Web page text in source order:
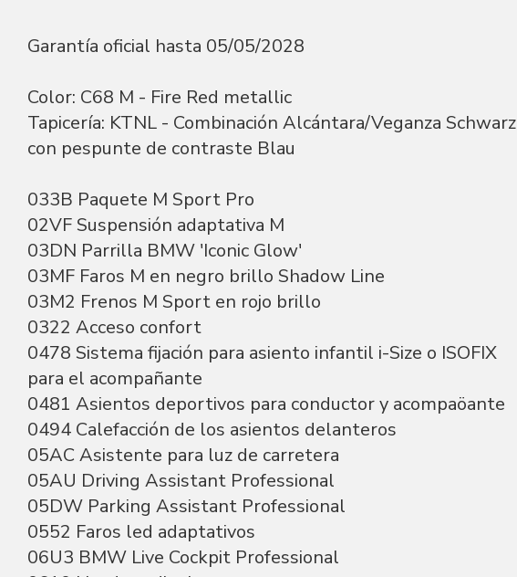
Garantía oficial hasta 05/05/2028
Color: C68 M - Fire Red metallic
Tapicería: KTNL - Combinación Alcántara/Veganza Schwarz
con pespunte de contraste Blau
033B Paquete M Sport Pro
02VF Suspensión adaptativa M
03DN Parrilla BMW 'Iconic Glow'
03MF Faros M en negro brillo Shadow Line
03M2 Frenos M Sport en rojo brillo
0322 Acceso confort
0478 Sistema fijación para asiento infantil i-Size o ISOFIX
para el acompañante
0481 Asientos deportivos para conductor y acompaöante
0494 Calefacción de los asientos delanteros
05AC Asistente para luz de carretera
05AU Driving Assistant Professional
05DW Parking Assistant Professional
0552 Faros led adaptativos
06U3 BMW Live Cockpit Professional